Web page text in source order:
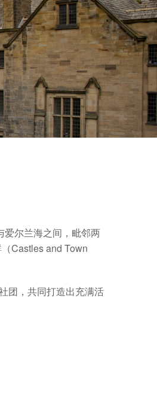
爱尔兰海之间，毗邻两
Castles and Town
团，共同打造出充满活